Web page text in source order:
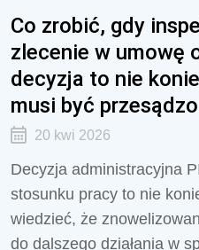
Co zrobić, gdy
zlecenie w umowę
decyzja to nie
musi być
20 kwi 2026
Decyzja administracyjna
stosunku pracy to nie
wiedzieć, że
do dalszego działania w